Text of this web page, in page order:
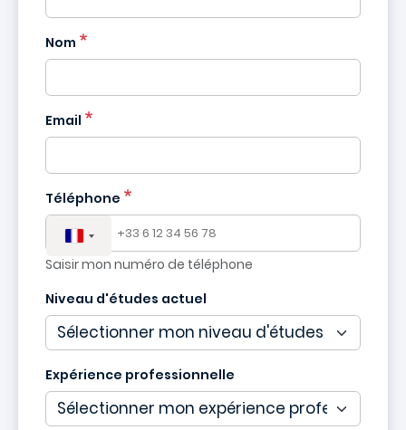
Nom
Email
Téléphone
+33
Saisir mon numéro de téléphone
Niveau d'études actuel
Expérience professionnelle